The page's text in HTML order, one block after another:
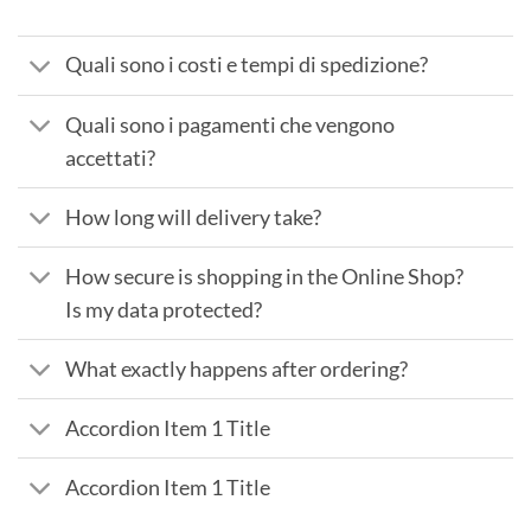
Quali sono i costi e tempi di spedizione?
Quali sono i pagamenti che vengono
accettati?
How long will delivery take?
How secure is shopping in the Online Shop?
Is my data protected?
What exactly happens after ordering?
Accordion Item 1 Title
Accordion Item 1 Title